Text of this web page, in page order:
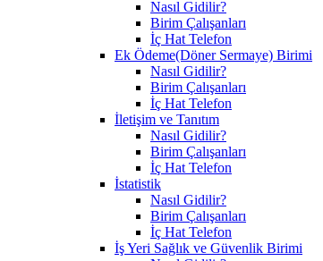
Nasıl Gidilir?
Birim Çalışanları
İç Hat Telefon
Ek Ödeme(Döner Sermaye) Birimi
Nasıl Gidilir?
Birim Çalışanları
İç Hat Telefon
İletişim ve Tanıtım
Nasıl Gidilir?
Birim Çalışanları
İç Hat Telefon
İstatistik
Nasıl Gidilir?
Birim Çalışanları
İç Hat Telefon
İş Yeri Sağlık ve Güvenlik Birimi